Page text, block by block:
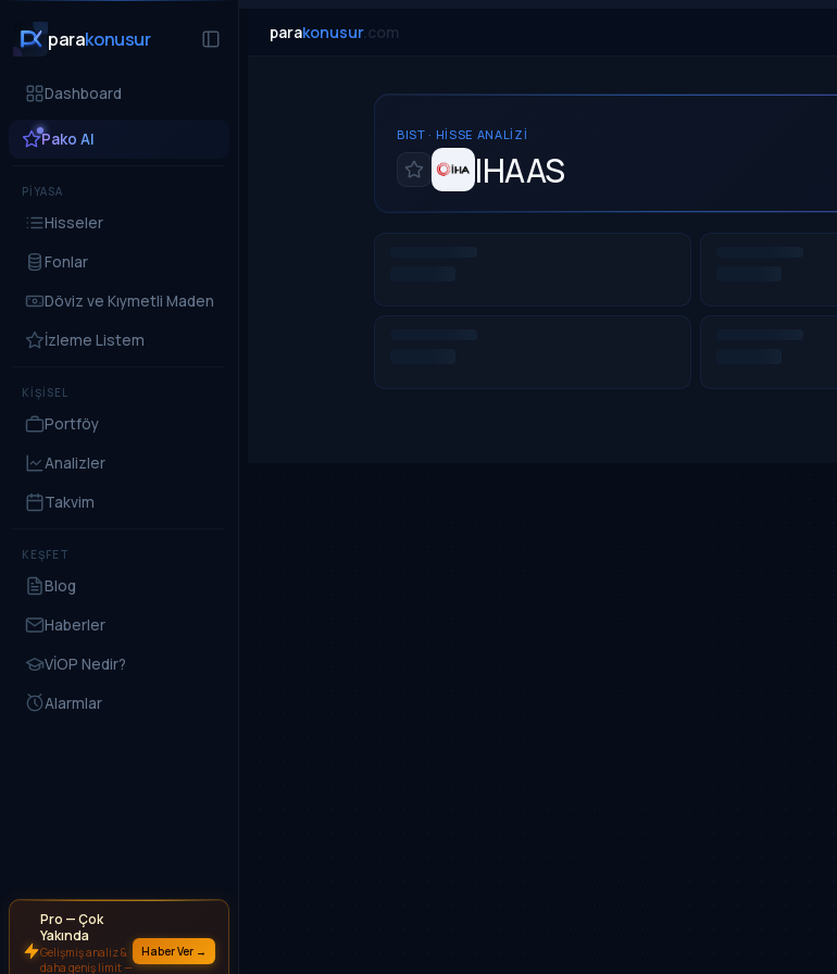
parakonusur
Dashboard
Pako AI
PİYASA
Hisseler
Fonlar
Döviz ve Kıymetli Maden
İzleme Listem
KİŞİSEL
Portföy
Analizler
Takvim
KEŞFET
Blog
Haberler
VİOP Nedir?
Alarmlar
Pro — Çok
Yakında
Gelişmiş analiz &
daha geniş limit —
Haber Ver →
parakonusur.com
BIST · HISSE ANALIZI
IHAAS